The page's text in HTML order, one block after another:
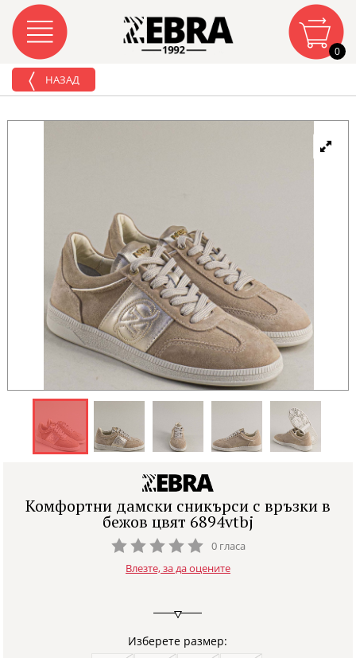
0
НАЗАД
Комфортни дамски сникърси с връзки в
бежов цвят 6894vtbj
0 гласа
Влезте, за да оцените
Изберете размер: